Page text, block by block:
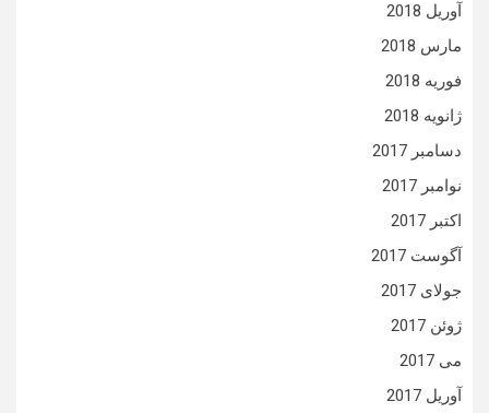
آوریل 2018
مارس 2018
فوریه 2018
ژانویه 2018
دسامبر 2017
نوامبر 2017
اکتبر 2017
آگوست 2017
جولای 2017
ژوئن 2017
می 2017
آوریل 2017